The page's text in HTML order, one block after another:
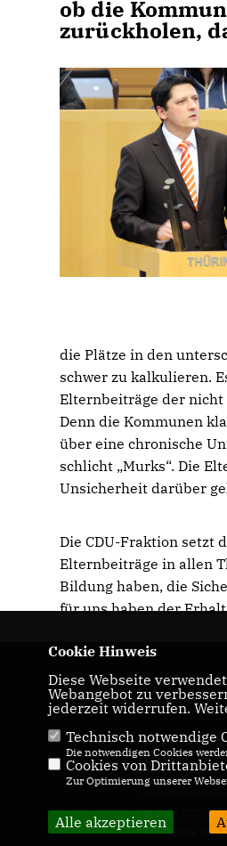
ob die
zurückholen,
die Plätze in den
schwer zu kalkulieren.
Elternbeiträge der nicht
Denn die Kommunen
über eine chronische
schlicht „Murks“. Die
Unsicherheit darüber
Die CDU-Fraktion setzt
Elternbeiträge in allen
Bildung haben, die
für uns haben der
Maik
Landtags
KONTAKT
© 2026 CDU-
Alle Rechte
Cookie Hinweis
Diese Webseite
Webangebot zu
jederzeit widerrufen.
Technisch notwendige
Die notwendigen Cookies
Cookies von
Zur Optimierung unserer
Alle akzeptieren